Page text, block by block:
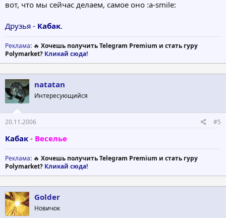
вот, что мы сейчас делаем, самое оно :a-smile:
Друзья - Кабак.
Реклама: 🔥 Хочешь получить Telegram Premium и стать гуру
Polymarket? Кликай сюда!
natatan
Интересующийся
20.11.2006 #5
Кабак - Веселье
Реклама: 🔥 Хочешь получить Telegram Premium и стать гуру
Polymarket? Кликай сюда!
Golder
Новичок